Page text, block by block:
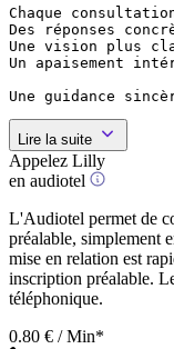
Chaque
Des réponses
Une vision plus
Un apaisement
Une guidance
Lire la suite
Appelez Lilly
en audiotel
L'Audiotel permet de
préalable, simplement
mise en relation est
inscription préalable.
téléphonique.
0.80 € / Min*